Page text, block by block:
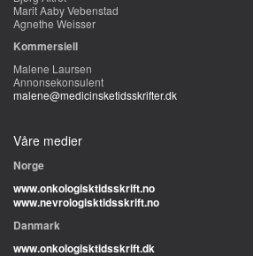
Marit Aaby Vebenstad
Agnethe Weisser
Kommersiell
Malene Laursen
Annonsekonsulent
malene@medicinsketidsskrifter.dk
Våre medier
Norge
www.onkologisktidsskrift.no
www.nevrologisktidsskrift.no
Danmark
www.onkologisktidsskrift.dk